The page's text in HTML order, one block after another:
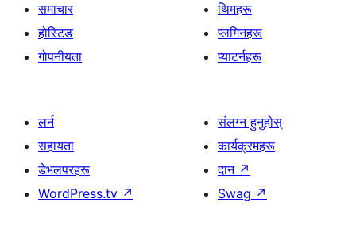
समाचार
होस्टिङ
गोपनीयता
थिमहरू
प्लगिनहरू
प्याटर्नहरू
लर्न
सहायता
डेभलपरहरू
WordPress.tv ↗
संलग्न हुनुहोस्
कार्यक्रमहरू
दान ↗
Swag ↗